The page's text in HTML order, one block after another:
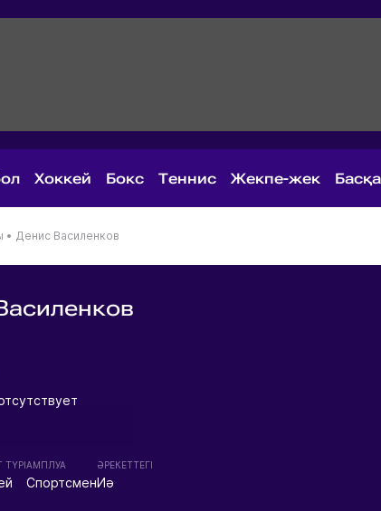
Хоккей Бокс Теннис Жекпе-жек
• Денис Василенков
АМПЛУА
Спортсмен
ӘРЕКЕТТЕГІ
Иә